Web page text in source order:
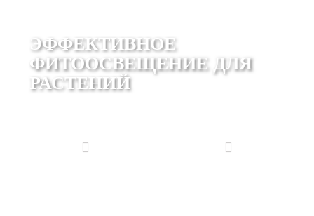
ЭФФЕКТИВНОЕ
ФИТООСВЕЩЕНИЕ ДЛЯ
РАСТЕНИЙ